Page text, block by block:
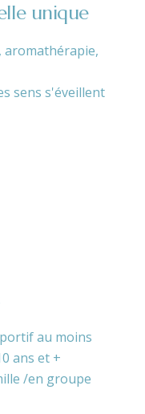
unique
aromathérapie,
sens s'éveillent
au moins
ans et +
/en groupe